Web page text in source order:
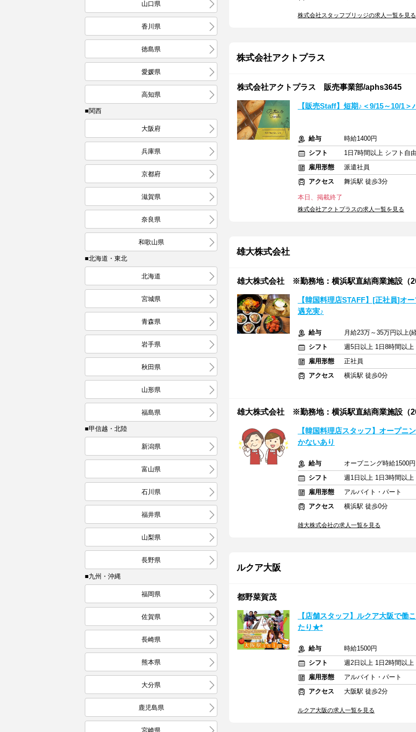
山口県
香川県
徳島県
愛媛県
高知県
■関西
大阪府
兵庫県
京都府
滋賀県
奈良県
和歌山県
■北海道・東北
北海道
宮城県
青森県
岩手県
秋田県
山形県
福島県
■甲信越・北陸
新潟県
富山県
石川県
福井県
山梨県
長野県
■九州・沖縄
福岡県
佐賀県
長崎県
熊本県
大分県
鹿児島県
宮崎県
株式会社スタッフブリッジの求人一覧を見る
株式会社アクトプラス
株式会社アクトプラス 販売事業部/aphs3645
【販売Staff】短期♪＜9/15～10/1
給与
時給1400円
シフト
1日7時間以上 シフト自
雇用形態
派遣社員
アクセス
舞浜駅 徒歩3分
本日、掲載終了
株式会社アクトプラスの求人一覧を見る
雄大株式会社
雄大株式会社 ※勤務地：横浜駅直結商業施設（
【韓国料理店STAFF】[正社員]オ
遇充実♪
給与
月給23万～35万円以上(
シフト
週5日以上 1日8時間以上
雇用形態
正社員
アクセス
横浜駅 徒歩0分
雄大株式会社 ※勤務地：横浜駅直結商業施設（
【韓国料理店スタッフ】オープニ
かないあり
給与
オープニング時給1500
シフト
週1日以上 1日3時間以
雇用形態
アルバイト・パート
アクセス
横浜駅 徒歩0分
雄大株式会社の求人一覧を見る
ルクア大阪
都野菜賀茂
【店舗スタッフ】ルクア大阪で働
たり★*
給与
時給1500円
シフト
週2日以上 1日2時間以
雇用形態
アルバイト・パート
アクセス
大阪駅 徒歩2分
ルクア大阪の求人一覧を見る